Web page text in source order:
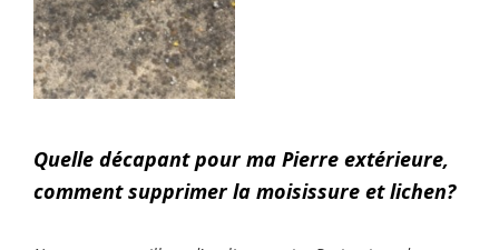
Quelle décapant pour ma Pierre extérieure,
comment supprimer la moisissure et lichen?